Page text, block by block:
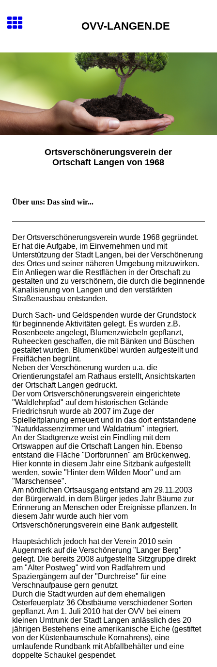
OVV-LANGEN.DE
Ortsverschönerungsverein der
Ortschaft Langen von 1968
Über uns: Das sind wir...
Der Ortsverschönerungsverein wurde 1968 gegründet.
Er hat die Aufgabe, im Einvernehmen und mit
Unterstützung der Stadt Langen, bei der Verschönerung
des Ortes und seiner näheren Umgebung mitzuwirken.
Ein Anliegen war die Restflächen in der Ortschaft zu
gestalten und zu verschönern, die durch die beginnende
Kanalisierung von Langen und den verstärkten
Straßenausbau entstanden.
Durch Sach- und Geldspenden wurde der Grundstock
für beginnende Aktivitäten gelegt. Es wurden z.B.
Rosenbeete angelegt, Blumenzwiebeln gepflanzt,
Ruheecken geschaffen, die mit Bänken und Büschen
gestaltet wurden. Blumenkübel wurden aufgestellt und
Freiflächen begrünt.
Neben der Verschönerung wurden u.a. die
Orientierungstafel am Rathaus erstellt, Ansichtskarten
der Ortschaft Langen gedruckt.
Der vom Ortsverschönerungsverein eingerichtete
"Waldlehrpfad" auf dem historischen Gelände
Friedrichsruh wurde ab 2007 im Zuge der
Spielleitplanung erneuert und in das dort entstandene
"Naturklassenzimmer und Waldatrium" integriert.
An der Stadtgrenze weist ein Findling mit dem
Ortswappen auf die Ortschaft Langen hin. Ebenso
entstand die Fläche "Dorfbrunnen" am Brückenweg.
Hier konnte in diesem Jahr eine Sitzbank aufgestellt
werden, sowie "Hinter dem Wilden Moor" und am
"Marschensee".
Am nördlichen Ortsausgang entstand am 29.11.2003
der Bürgerwald, in dem Bürger jedes Jahr Bäume zur
Erinnerung an Menschen oder Ereignisse pflanzen. In
diesem Jahr wurde auch hier vom
Ortsverschönerungsverein eine Bank aufgestellt.
Hauptsächlich jedoch hat der Verein 2010 sein
Augenmerk auf die Verschönerung "Langer Berg"
gelegt. Die bereits 2008 aufgestellte Sitzgruppe direkt
am "Alter Postweg" wird von Radfahrern und
Spaziergängern auf der "Durchreise" für eine
Verschnaufpause gern genutzt.
Durch die Stadt wurden auf dem ehemaligen
Osterfeuerplatz 36 Obstbäume verschiedener Sorten
gepflanzt. Am 1. Juli 2010 hat der OVV bei einem
kleinen Umtrunk der Stadt Langen anlässlich des 20
jährigen Bestehens eine amerikanische Eiche (gestiftet
von der Küstenbaumschule Kornahrens), eine
umlaufende Rundbank mit Abfallbehälter und eine
doppelte Schaukel gespendet.